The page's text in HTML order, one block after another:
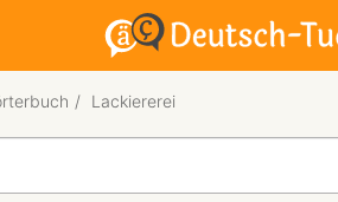
Lackiererei